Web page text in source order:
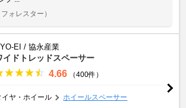
ォレスター）
EI / 協永産業
イドトレッドスペーサー
4.66 （400件）
イヤ・ホイール ホイールスペーサー